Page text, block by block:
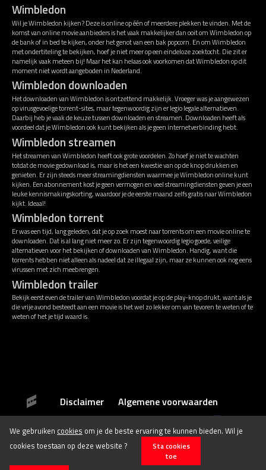
Wimbledon
Wil je Wimbledon kijken? Deze is online op één of meerdere plekken te vinden. Met de
komst van online movie aanbieders is het vaak makkelijker dan ooit om Wimbledon op
de bank of in bed te kijken, onder het genot van een bak popcorn. En om Wimbledon
met ondertiteling te bekijken, hoef je niet meer op een eindeloze zoektocht. Die zit er
namelijk vaak meteen bij! Maar het kan helaas ook voorkomen dat Wimbledon op dit
moment niet wordt aangeboden in Nederland.
Wimbledon downloaden
Het downloaden van Wimbledon is ontzettend makkelijk. Vroeger was je aangewezen
op virusgevoelige torrent-sites, maar tegenwoordig zijn er legio legale alternatieven.
Daarbij heb je vaak de keuze tussen downloaden en streamen. Downloaden heeft als
voordeel dat je Wimbledon ook kunt bekijken als je geen internetverbinding hebt.
Wimbledon streamen
Het streamen van Wimbledon heeft ook grote voordelen. Zo hoef je niet te wachten
totdat de movie gedownload is, maar is het een kwestie van op de knop drukken en
genieten. Er zijn steeds meer streamingdiensten waarmee je Wimbledon online kunt
kijken. Een abonnement kost je geen vermogen en veel streamingdiensten geven je een
leuke kennismakingskorting, waardoor je de eerste maand zelfs gratis naar Wimbledon
kijkt. Ideaal!
Wimbledon torrent
Er was een tijd, lang geleden, dat je op zoek moest naar torrents om een movie online te
downloaden. Dat is al lang niet meer zo. Er zijn tegenwoordig legio goede, veilige
alternatieven voor het bekijken of downloaden van Wimbledon. Handig, want die
torrents hebben niet alleen als nadeel dat ze illegaal zijn, maar ze kunnen ook nog eens
virussen met zich meebrengen.
Wimbledon trailer
Bekijk eerst even de trailer van Wimbledon voordat je op de play-knop drukt, want als je
die vrije avond besteedt aan een movie is het wel zo lekker om van tevoren te weten of te
weten of het je tijd waard is.
We gebruiken cookies om je de beste ervaring te kunnen bieden. Wil je
cookies toestaan op deze website ?
Sta cookies
toe
Disclaimer Algemene voorwaarden
© 2026 Stichting Film.nl All rights reserved.